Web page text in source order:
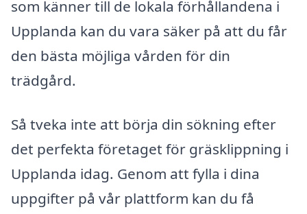
som känner till de lokala förhållandena i
Upplanda kan du vara säker på att du får
den bästa möjliga vården för din
trädgård.
Så tveka inte att börja din sökning efter
det perfekta företaget för gräsklippning i
Upplanda idag. Genom att fylla i dina
uppgifter på vår plattform kan du få